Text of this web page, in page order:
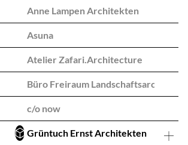
Anne Lampen Architekten
Asuna
Atelier Zafari.Architecture
Büro Freiraum
c/o now
Grüntuch Ernst Architekten